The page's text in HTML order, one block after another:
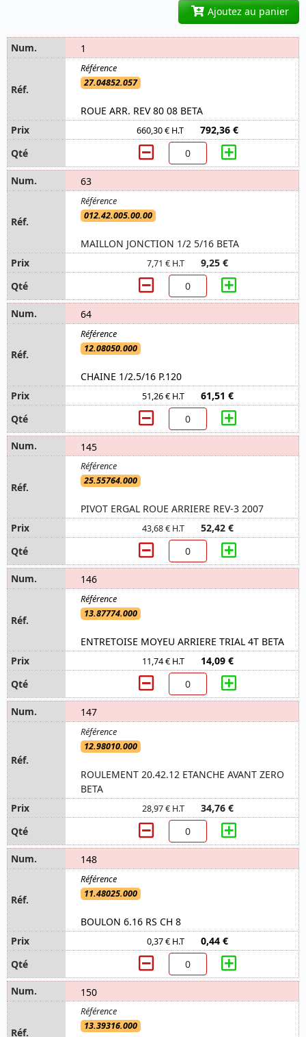
Ajoutez au panier
1
27.04852.057
ROUE ARR. REV 80 08 BETA
660,30 € H.T 792,36 €
63
012.42.005.00.00
MAILLON JONCTION 1/2 5/16 BETA
7,71 € H.T 9,25 €
64
12.08050.000
CHAINE 1/2.5/16 P.120
51,26 € H.T 61,51 €
145
25.55764.000
PIVOT ERGAL ROUE ARRIERE REV-3 2007
43,68 € H.T 52,42 €
146
13.87774.000
ENTRETOISE MOYEU ARRIERE TRIAL 4T BETA
11,74 € H.T 14,09 €
147
12.98010.000
ROULEMENT 20.42.12 ETANCHE AVANT ZERO
BETA
28,97 € H.T 34,76 €
148
11.48025.000
BOULON 6.16 RS CH 8
0,37 € H.T 0,44 €
150
13.39316.000